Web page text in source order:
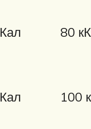
80
100